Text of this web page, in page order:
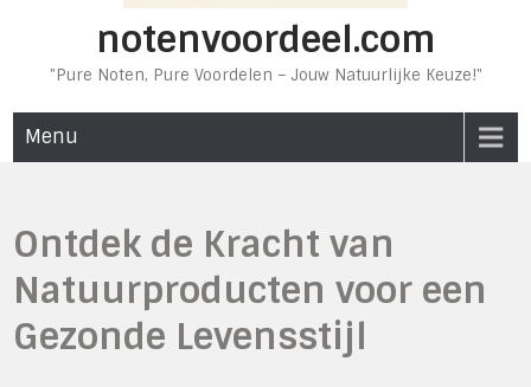
notenvoordeel.com
"Pure Noten, Pure Voordelen – Jouw Natuurlijke Keuze!"
Menu
Ontdek de Kracht van
Natuurproducten voor een
Gezonde Levensstijl